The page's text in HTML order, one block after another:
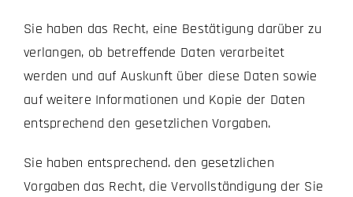
Sie haben das Recht, eine Bestätigung darüber zu
verlangen, ob betreffende Daten verarbeitet
werden und auf Auskunft über diese Daten sowie
auf weitere Informationen und Kopie der Daten
entsprechend den gesetzlichen Vorgaben.
Sie haben entsprechend. den gesetzlichen
Vorgaben das Recht, die Vervollständigung der Sie